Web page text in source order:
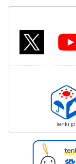
tenki.jp